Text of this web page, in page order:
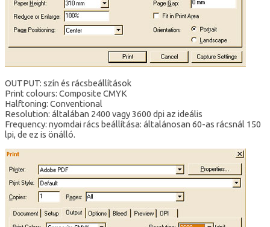
OUTPUT: szín és rácsbeállítások
Print colours: Composite CMYK
Halftoning: Conventional
Resolution: általában 2400 vagy 3600 dpi az ideális
Frequency: nyomdai rács beállítása: általánosan 60-as rácsnál 150
lpi, de ez is önálló.